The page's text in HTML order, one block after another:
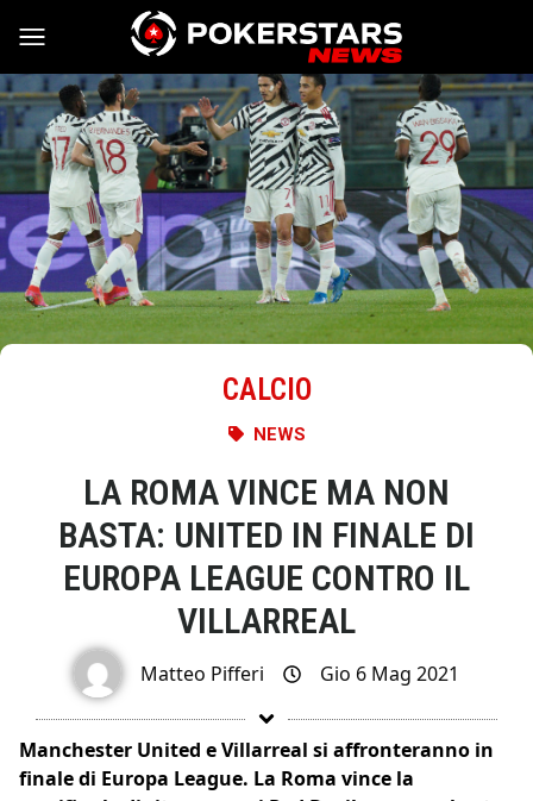
Vai al contenuto
CALCIO
NEWS
LA ROMA VINCE MA NON
BASTA: UNITED IN FINALE DI
EUROPA LEAGUE CONTRO IL
VILLARREAL
Matteo Pifferi Gio 6 Mag 2021
Manchester United e Villarreal si affronteranno in
finale di Europa League. La Roma vince la